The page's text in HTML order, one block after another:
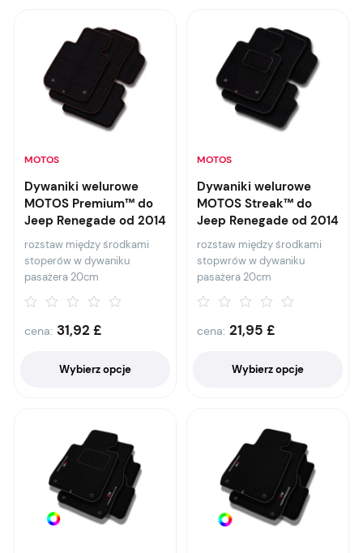
MOTOS
Dywaniki welurowe
MOTOS Premium™ do
Jeep Renegade od 2014
rozstaw między środkami
stoperów w dywaniku
pasażera 20cm
cena: 31,92 £
Wybierz opcje
MOTOS
Dywaniki welurowe
MOTOS Streak™ do
Jeep Renegade od 2014
rozstaw między środkami
stopwrów w dywaniku
pasażera 20cm
cena: 21,95 £
Wybierz opcje